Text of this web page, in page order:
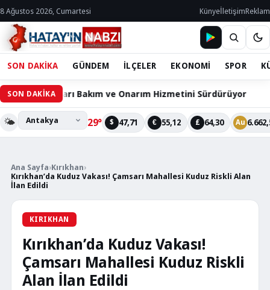
8 Ağustos 2026, Cumartesi KünyeİletişimReklam
SON DAKİKA GÜNDEM İLÇELER EKONOMİ SPOR
SON DAKİKA
Bakım ve Onarım Hizmetini Sürdürüyor 60 Bin
🌤️ 29° $ 47,71 € 55,12 £ 64,30 Au
Ana Sayfa›Kırıkhan›
Kırıkhan’da Kuduz Vakası! Çamsarı Mahallesi Kuduz Riskli Alan
İlan Edildi
KIRIKHAN
Kırıkhan’da Kuduz Vakası!
Çamsarı Mahallesi Kuduz Riskli
Alan İlan Edildi